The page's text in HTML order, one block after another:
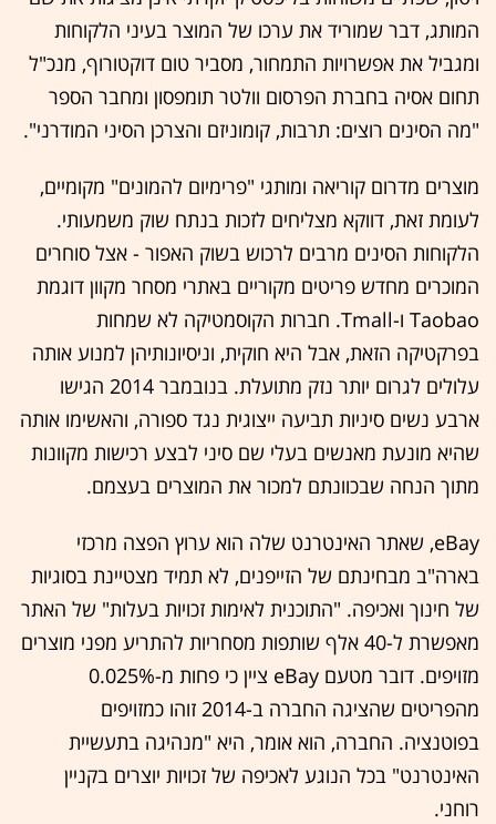
המותג, דבר שמוריד את ערכו של המוצר בעיני הלקוחות
ומגביל את אפשרויות התמחור, מסביר טום דוקטורוף, מנכ"ל
תחום אסיה בחברת הפרסום וולטר תומפסון ומחבר הספר
"מה הסינים רוצים: תרבות, קומוניזם והצרכן הסיני המודרני".
מוצרים מדרום קוריאה ומותגי "פרימיום להמונים" מקומיים,
לעומת זאת, דווקא מצליחים לזכות בנתח שוק משמעותי.
הלקוחות הסינים מרבים לרכוש בשוק האפור - אצל סוחרים
המוכרים מחדש פריטים מקוריים באתרי מסחר מקוון דוגמת
Taobao ו-Tmall. חברות הקוסמטיקה לא שמחות
בפרקטיקה הזאת, אבל היא חוקית, וניסיונותיהן למנוע אותה
עלולים לגרום יותר נזק מתועלת. בנובמבר 2014 הגישו
ארבע נשים סיניות תביעה ייצוגית נגד ספורה, והאשימו אותה
שהיא מונעת מאנשים בעלי שם סיני לבצע רכישות מקוונות
מתוך הנחה שבכוונתם למכור את המוצרים בעצמם.
eBay, שאתר האינטרנט שלה הוא ערוץ הפצה מרכזי
בארה"ב מבחינתם של הזייפנים, לא תמיד מצטיינת בסוגיות
של חינוך ואכיפה. "התוכנית לאימות זכויות בעלות" של האתר
מאפשרת ל-40 אלף שותפות מסחריות להתריע מפני מוצרים
מזויפים. דובר מטעם eBay ציין כי פחות מ-0.025%
מהפריטים שהציגה החברה ב-2014 זוהו כמזויפים
בפוטנציה. החברה, הוא אומר, היא "מנהיגה בתעשיית
האינטרנט" בכל הנוגע לאכיפה של זכויות יוצרים בקניין
רוחני.